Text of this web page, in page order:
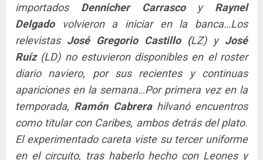
importados Dennicher Carrascoy Raynel
Delgadovolvieron a iniciar en la banca…Los
relevistas José Gregorio Castillo (LZ) y José
Ruíz(LD) no estuvieron disponibles en el roster
diario naviero, por sus recientes y continuas
apariciones en la semana…Por primera vez en la
temporada, Ramón Cabrerahilvanó encuentros
como titular con Caribes, ambos detrás del plato.
El experimentado careta viste su tercer uniforme
en el circuito, tras haberlo hecho con Leones y